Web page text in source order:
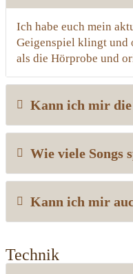
Ich habe euch mein
Geigenspiel klingt und
als die Hörprobe und
Kann ich mir die
Wie viele Songs
Kann ich mir
Technik